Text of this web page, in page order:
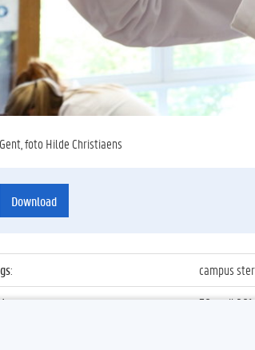
foto Hilde Christiaens
Download
:
campus
:
30 april